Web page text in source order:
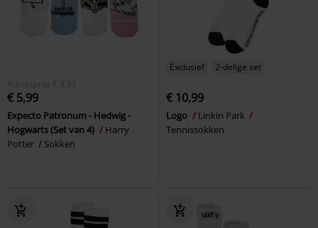
Adviesprijs € 9,95
€ 5,99
Expecto Patronum - Hedwig -
Hogwarts (Set van 4)
Harry
Potter
Sokken
Exclusief 2-delige set
€ 10,99
Logo
Linkin Park
Tennissokken